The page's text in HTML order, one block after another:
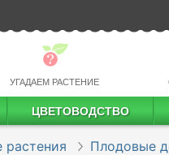
УГАДАЕМ РАСТЕНИЕ
ЦВЕТОВОДСТВО
Плодовые